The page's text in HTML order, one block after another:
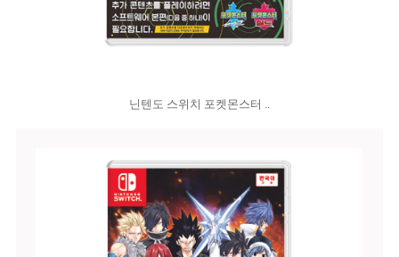
닌텐도 스위치 포켓몬스터 ..